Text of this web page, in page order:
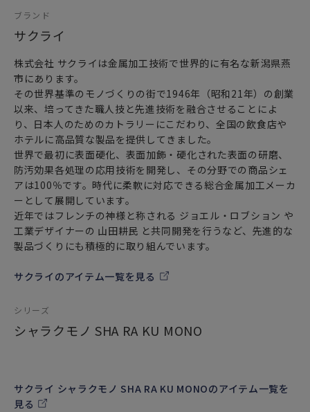
ブランド
サクライ
株式会社 サクライは金属加工技術で世界的に有名な新潟県燕
市にあります。
その世界基準のモノづくりの街で1946年（昭和21年）の創業
以来、培ってきた職人技と先進技術を融合させることによ
り、日本人のためのカトラリーにこだわり、全国の飲食店や
ホテルに高品質な製品を提供してきました。
世界で最初に表面硬化、表面加飾・硬化された表面の研磨、
防汚効果各処理の応用技術を開発し、その分野での商品シェ
アは100％です。時代に柔軟に対応できる総合金属加工メーカ
ーとして展開しています。
近年ではフレンチの神様と称される ジョエル・ロブション や
工業デザイナーの 山田耕民 と共同開発を行うなど、先進的な
製品づくりにも積極的に取り組んでいます。
サクライのアイテム一覧を見る
シリーズ
シャラクモノ SHA RA KU MONO
サクライ シャラクモノ SHA RA KU MONOのアイテム一覧を
見る